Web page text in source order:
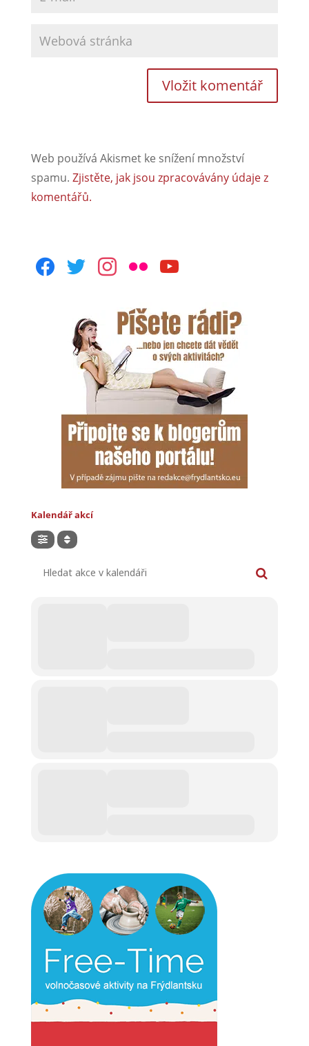
Web používá Akismet ke snížení množství
spamu. Zjistěte, jak jsou zpracovávány údaje z
komentářů.
facebooktwitterinstagram
flickr youtube
Kalendář akcí